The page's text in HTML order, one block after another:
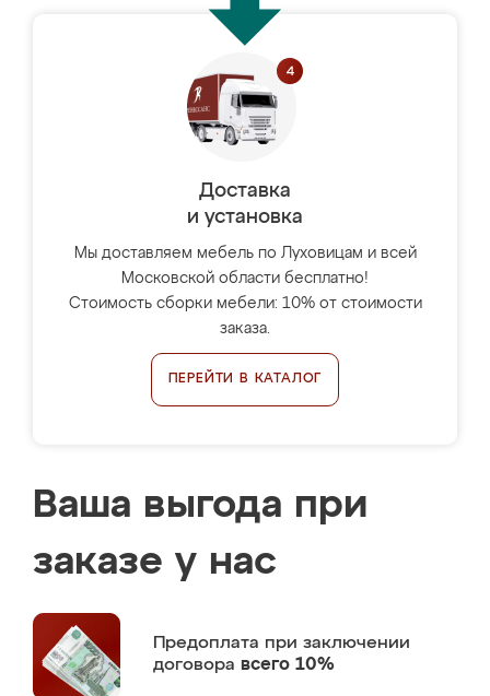
Доставка
и установка
Мы доставляем мебель по Луховицам и всей
Московской области бесплатно!
Стоимость сборки мебели: 10% от стоимости
заказа.
ПЕРЕЙТИ В КАТАЛОГ
Ваша выгода при
заказе у нас
Предоплата при заключении
договора всего 10%